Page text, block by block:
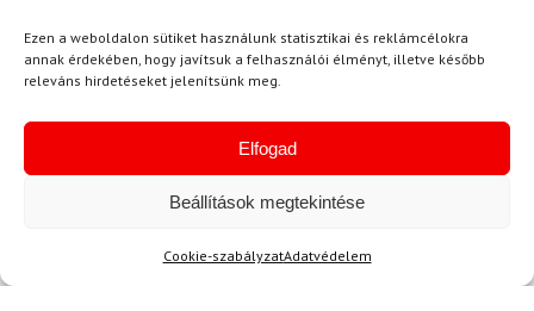
Ezen a weboldalon sütiket használunk statisztikai és reklámcélokra
annak érdekében, hogy javítsuk a felhasználói élményt, illetve később
releváns hirdetéseket jelenítsünk meg.
Elfogad
Beállítások megtekintése
Cookie-szabályzatAdatvédelem
Az üzeneted
felhasználási feltételekkel és a személyes